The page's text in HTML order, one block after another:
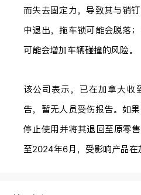
而失去固定力，导致其与销
中退出，拖车锁可能会脱落
可能会增加车辆碰撞的风险。
该公司表示，已在加拿大收
告，暂无人员受伤报告。如
停止使用并将其退回至原零
至2024年6月，受影响产品在